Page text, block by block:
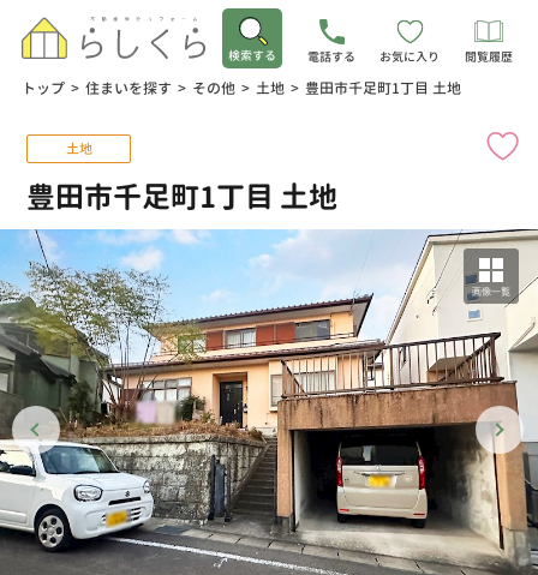
検索する 電話する お気に入り 閲覧履歴
トップ > 住まいを探す > その他 > 土地 > 豊田市千足町1丁目 土地
土地
豊田市千足町1丁目 土地